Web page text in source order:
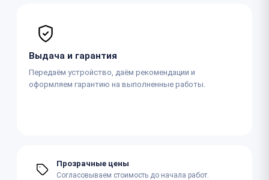
Выдача и гарантия
Передаём устройство, даём рекомендации и
оформляем гарантию на выполненные работы.
Прозрачные цены
Согласовываем стоимость до начала работ.